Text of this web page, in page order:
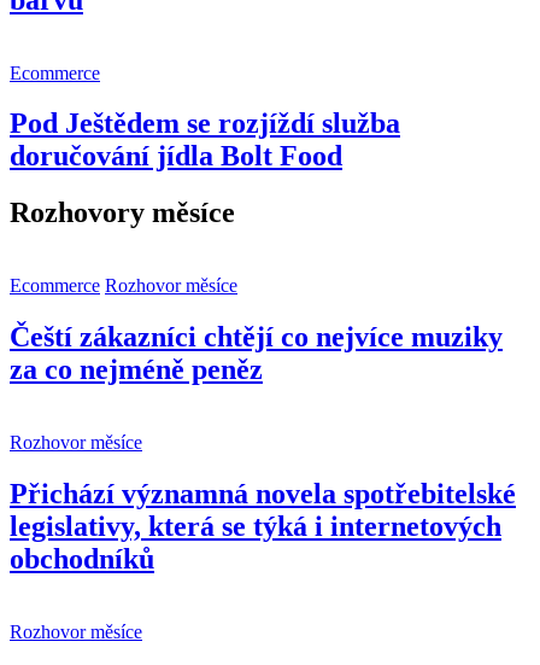
Ecommerce
Pod Ještědem se rozjíždí služba
doručování jídla Bolt Food
Rozhovory měsíce
Ecommerce Rozhovor měsíce
Čeští zákazníci chtějí co nejvíce muziky
za co nejméně peněz
Rozhovor měsíce
Přichází významná novela spotřebitelské
legislativy, která se týká i internetových
obchodníků
Rozhovor měsíce